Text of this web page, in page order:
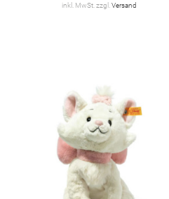
inkl. MwSt. zzgl. Versand